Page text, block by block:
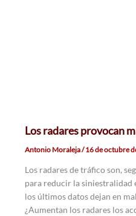
Los radares provocan
Antonio Moraleja/16 de octubre
Los radares de tráfico son,
para reducir la siniestralidad
los últimos datos dejan en
¿Aumentan los radares los